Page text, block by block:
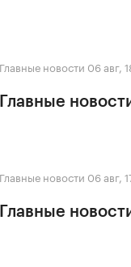
Главные новости 06 авг,
Главные
Главные новости 06 авг,
Главные